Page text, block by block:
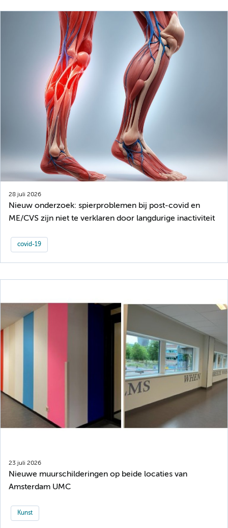
28 juli 2026
Nieuw onderzoek: spierproblemen bij post-covid en
ME/CVS zijn niet te verklaren door langdurige inactiviteit
covid-19
23 juli 2026
Nieuwe muurschilderingen op beide locaties van
Amsterdam UMC
Kunst